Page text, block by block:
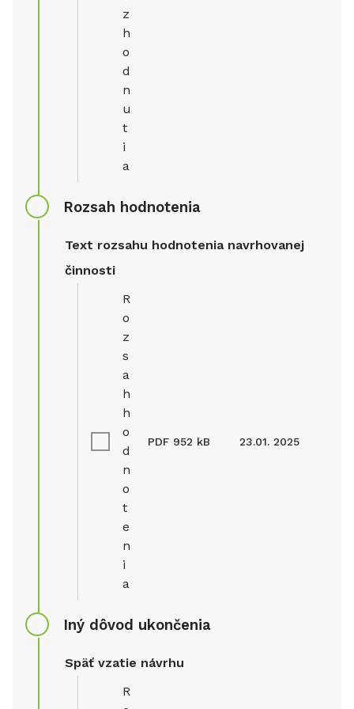
z
h
o
d
n
u
t
i
a
Rozsah hodnotenia
Text rozsahu hodnotenia navrhovanej
činnosti
R
o
z
s
a
h
h
o
d
n
o
t
e
n
i
a
PDF 952 kB 23.01. 2025
Iný dôvod ukončenia
Späť vzatie návrhu
R